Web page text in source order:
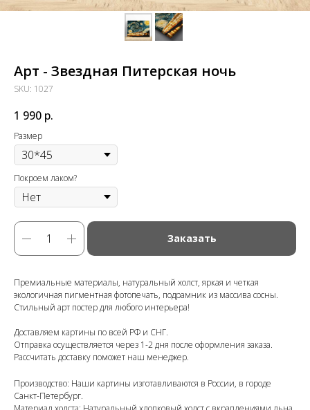
Арт - Звездная Питерская ночь
SKU: 1027
1 990 р.
Размер
Покроем лаком?
Заказать
Премиальные материалы, натуральный холст, яркая и четкая
экологичная пигментная фотопечать, подрамник из массива сосны.
Стильный арт постер для любого интерьера!
Доставляем картины по всей РФ и СНГ.
Отправка осуществляется через 1-2 дня после оформления заказа.
Рассчитать доставку поможет наш менеджер.
Производство: Наши картины изготавливаются в России, в городе
Санкт-Петербург.